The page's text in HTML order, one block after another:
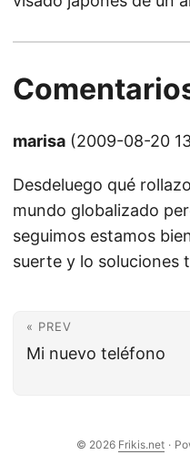
marisa (2009-08-20
Desdeluego qué
mundo globalizado
seguimos estamos
suerte y lo soluciones
« PREV
Mi nuevo teléfono
© 2026 Frikis.net ·